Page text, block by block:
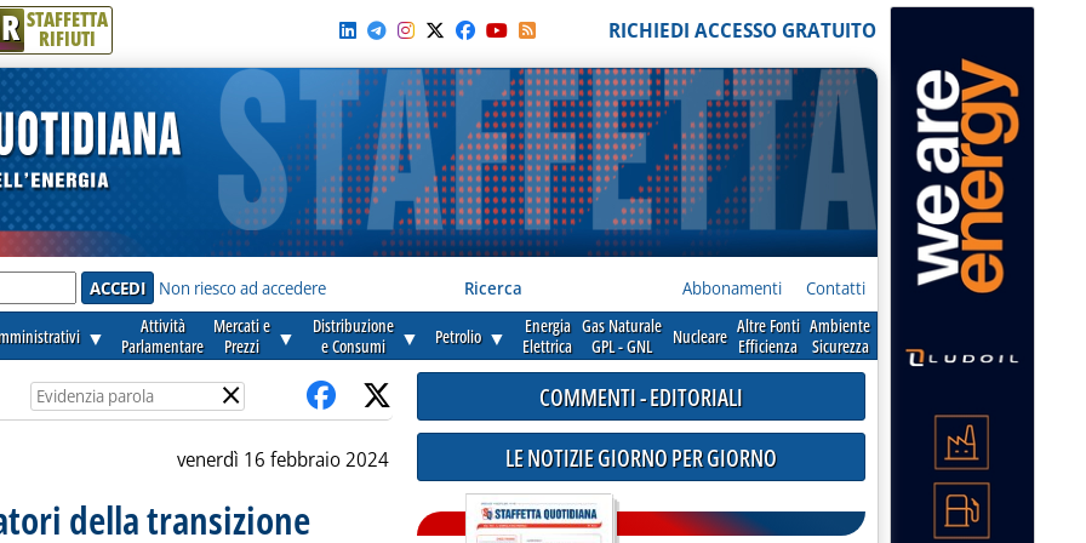
R STAFFETTA
RIFIUTI RICHIEDI ACCESSO GRATUITO
Non riesco ad accedere Ricerca Abbonamenti Contatti
▼
Attività
Parlamentare
Mercati e
Prezzi
▼
Distribuzione
e Consumi
▼ Petrolio ▼
Energia
Elettrica
Gas Naturale
GPL - GNL
Nucleare Altre Fonti
Efficienza
Ambiente
Sicurezza
×
venerdì 16 febbraio 2024
della transizione
COMMENTI - EDITORIALI
LE NOTIZIE GIORNO PER GIORNO